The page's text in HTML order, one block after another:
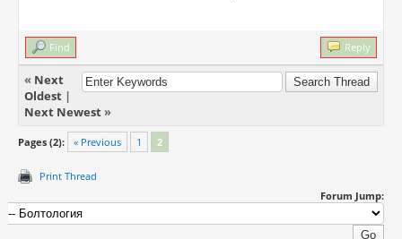
Find Reply
« Next
Oldest|
Next Newest»
Pages (2): « Previous 1 2
Print Thread
Forum Jump: